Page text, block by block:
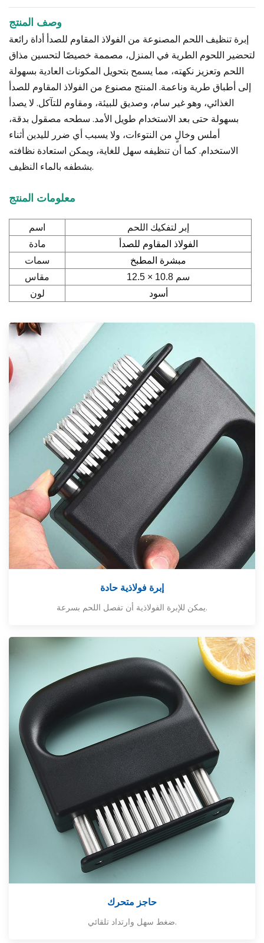
وصف المنتج
إبرة تنظيف اللحم المصنوعة من الفولاذ المقاوم للصدأ أداة رائعة
لتحضير اللحوم الطرية في المنزل، مصممة خصيصًا لتحسين مذاق
اللحم وتعزيز نكهته، مما يسمح بتحويل المكونات العادية بسهولة
إلى أطباق طرية وناعمة. المنتج مصنوع من الفولاذ المقاوم للصدأ
الغذائي، وهو غير سام، وصديق للبيئة، ومقاوم للتآكل. لا يصدأ
بسهولة حتى بعد الاستخدام طويل الأمد. سطحه مصقول بدقة،
أملس وخالٍ من النتوءات، ولا يسبب أي ضرر لليدين أثناء
الاستخدام. كما أن تنظيفه سهل للغاية، ويمكن استعادة نظافته
بشطفه بالماء النظيف.
معلومات المنتج
اسم إبر لتفكيك اللحم
مادة الفولاذ المقاوم للصدأ
سمات مبشرة المطبخ
مقاس 12.5 × 10.8 سم
لون أسود
إبرة فولاذية حادة
يمكن للإبرة الفولاذية أن تفصل اللحم بسرعة.
حاجز متحرك
ضغط سهل وارتداد تلقائي.